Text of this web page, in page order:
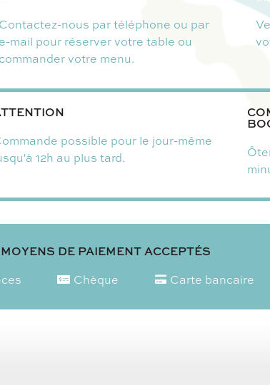
Contactez-nous par téléphone ou par
e-mail pour réserver votre table ou
commander votre menu.
possible pour le jour-même
12h au plus tard.
MOYENS DE PAIEMENT ACCEPTÉS
Chèque Carte bancaire